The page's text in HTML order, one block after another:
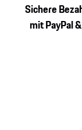
Sichere
mit PayPal